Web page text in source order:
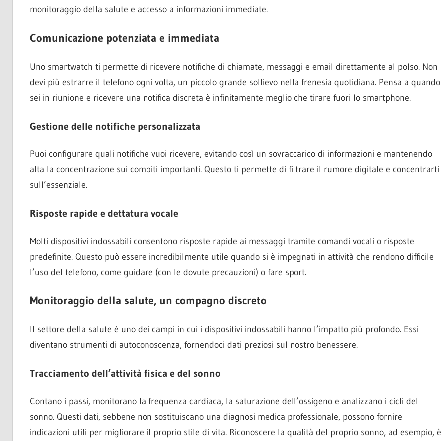
monitoraggio della salute e accesso a informazioni immediate.
Comunicazione potenziata e immediata
Uno smartwatch ti permette di ricevere notifiche di chiamate, messaggi e email direttamente al polso. Non
devi più estrarre il telefono ogni volta, un piccolo grande sollievo nella frenesia quotidiana. Pensa a quando
sei in riunione e ricevere una notifica discreta è infinitamente meglio che tirare fuori lo smartphone.
Gestione delle notifiche personalizzata
Puoi configurare quali notifiche vuoi ricevere, evitando così un sovraccarico di informazioni e mantenendo
alta la concentrazione sui compiti importanti. Questo ti permette di filtrare il rumore digitale e concentrarti
sull’essenziale.
Risposte rapide e dettatura vocale
Molti dispositivi indossabili consentono risposte rapide ai messaggi tramite comandi vocali o risposte
predefinite. Questo può essere incredibilmente utile quando si è impegnati in attività che rendono difficile
l’uso del telefono, come guidare (con le dovute precauzioni) o fare sport.
Monitoraggio della salute, un compagno discreto
Il settore della salute è uno dei campi in cui i dispositivi indossabili hanno l’impatto più profondo. Essi
diventano strumenti di autoconoscenza, fornendoci dati preziosi sul nostro benessere.
Tracciamento dell’attività fisica e del sonno
Contano i passi, monitorano la frequenza cardiaca, la saturazione dell’ossigeno e analizzano i cicli del
sonno. Questi dati, sebbene non sostituiscano una diagnosi medica professionale, possono fornire
indicazioni utili per migliorare il proprio stile di vita. Riconoscere la qualità del proprio sonno, ad esempio, è